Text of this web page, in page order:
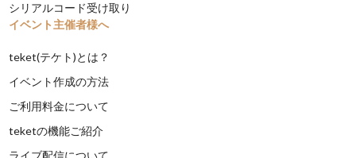
シリアルコード受け取り
イベント主催者様へ
teket(テケト)とは？
イベント作成の方法
ご利用料金について
teketの機能ご紹介
ライブ配信について